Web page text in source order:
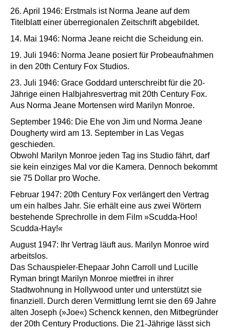
26. April 1946: Erstmals ist Norma Jeane auf dem
Titelblatt einer überregionalen Zeitschrift abgebildet.
14. Mai 1946: Norma Jeane reicht die Scheidung ein.
19. Juli 1946: Norma Jeane posiert für Probeaufnahmen
in den 20th Century Fox Studios.
23. Juli 1946: Grace Goddard unterschreibt für die 20-
Jährige einen Halbjahresvertrag mit 20th Century Fox.
Aus Norma Jeane Mortensen wird Marilyn Monroe.
September 1946: Die Ehe von Jim und Norma Jeane
Dougherty wird am 13. September in Las Vegas
geschieden.
Obwohl Marilyn Monroe jeden Tag ins Studio fährt, darf
sie kein einziges Mal vor die Kamera. Dennoch bekommt
sie 75 Dollar pro Woche.
Februar 1947: 20th Century Fox verlängert den Vertrag
um ein halbes Jahr. Sie erhält eine aus zwei Wörtern
bestehende Sprechrolle in dem Film »Scudda-Hoo!
Scudda-Hay!«
August 1947: Ihr Vertrag läuft aus. Marilyn Monroe wird
arbeitslos.
Das Schauspieler-Ehepaar John Carroll und Lucille
Ryman bringt Marilyn Monroe mietfrei in ihrer
Stadtwohnung in Hollywood unter und unterstützt sie
finanziell. Durch deren Vermittlung lernt sie den 69 Jahre
alten Joseph (»Joe«) Schenck kennen, den Mitbegründer
der 20th Century Productions. Die 21-Jährige lässt sich